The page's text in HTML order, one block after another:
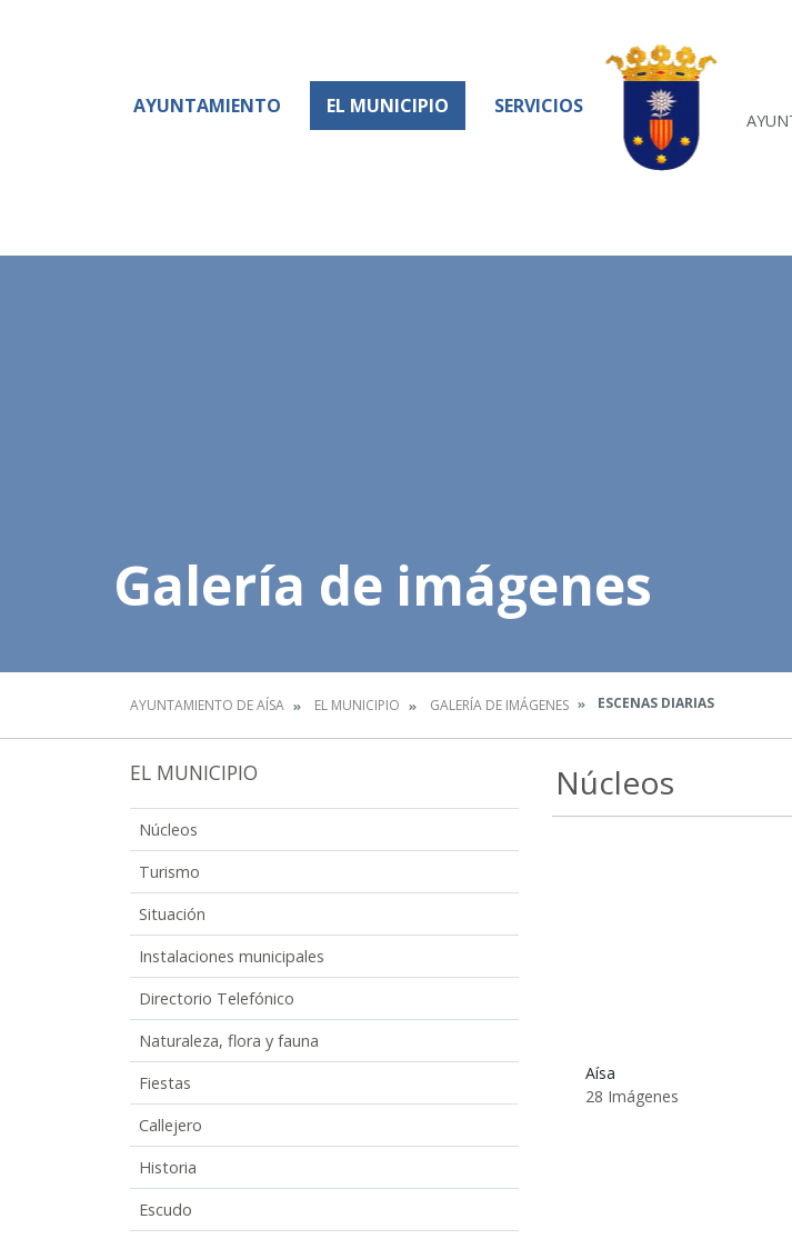
AYUNTAMIENTO EL MUNICIPIO SERVICIOS
Galería de imágenes
AYUNTAMIENTO DE AÍSA EL MUNICIPIO GALERÍA DE IMÁGENES ESCENAS DIARIAS
EL MUNICIPIO
Núcleos
Turismo
Situación
Instalaciones municipales
Directorio Telefónico
Naturaleza, flora y fauna
Fiestas
Callejero
Historia
Escudo
Núcleos
Aísa
28 Imágenes